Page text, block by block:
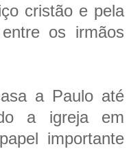
cristão e pela
os irmãos
a Paulo até
a igreja em
importante